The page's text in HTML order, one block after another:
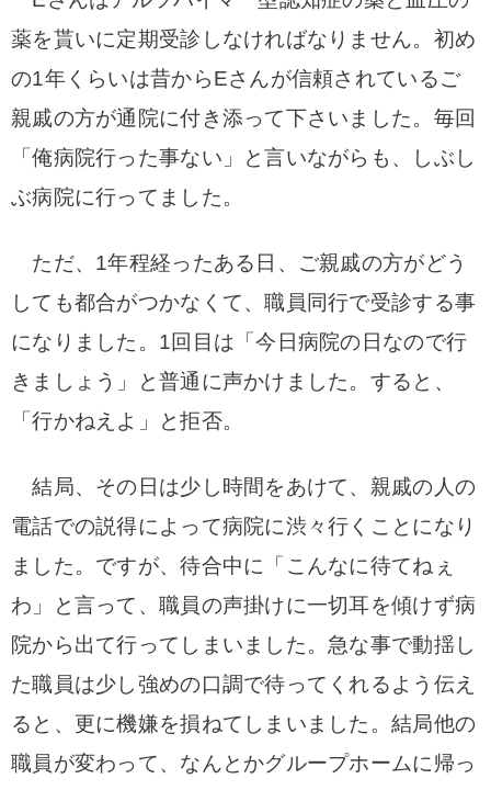
薬を貰いに定期受診しなければなりません。初め
の1年くらいは昔からEさんが信頼されているご
親戚の方が通院に付き添って下さいました。毎回
「俺病院行った事ない」と言いながらも、しぶし
ぶ病院に行ってました。
ただ、1年程経ったある日、ご親戚の方がどう
しても都合がつかなくて、職員同行で受診する事
になりました。1回目は「今日病院の日なので行
きましょう」と普通に声かけました。すると、
「行かねえよ」と拒否。
結局、その日は少し時間をあけて、親戚の人の
電話での説得によって病院に渋々行くことになり
ました。ですが、待合中に「こんなに待てねぇ
わ」と言って、職員の声掛けに一切耳を傾けず病
院から出て行ってしまいました。急な事で動揺し
た職員は少し強めの口調で待ってくれるよう伝え
ると、更に機嫌を損ねてしまいました。結局他の
職員が変わって、なんとかグループホームに帰っ